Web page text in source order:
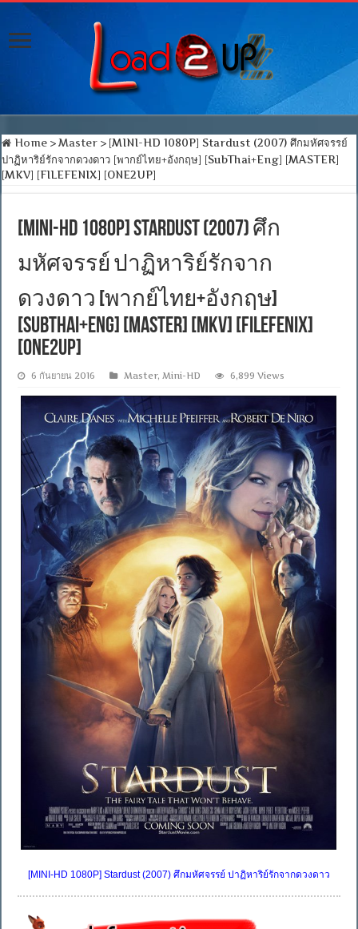
Home > Master > [MINI-HD 1080P] Stardust (2007) ศึกมหัศจรรย์
ปาฏิหาริย์รักจากดวงดาว [พากย์ไทย+อังกฤษ] [SubThai+Eng] [MASTER]
[MKV] [FILEFENIX] [ONE2UP]
[MINI-HD 1080P] Stardust (2007) ศึก
มหัศจรรย์ ปาฏิหาริย์รักจาก
ดวงดาว [พากย์ไทย+อังกฤษ]
[SubThai+Eng] [MASTER] [MKV] [FILEFENIX]
[ONE2UP]
6 กันยายน 2016 Master,Mini-HD 6,899 Views
[MINI-HD 1080P] Stardust (2007) ศึกมหัศจรรย์ ปาฏิหาริย์รักจากดวงดาว